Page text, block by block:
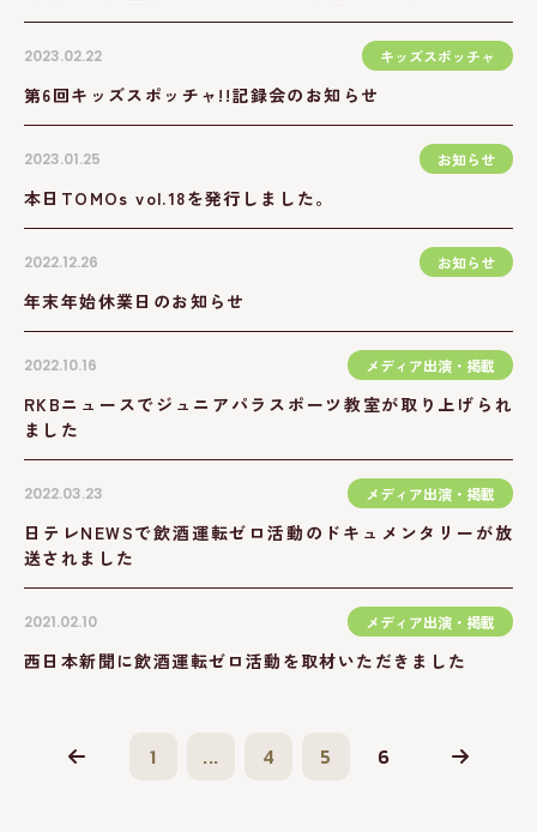
2023.02.22 キッズスポッチャ
第6回キッズスポッチャ!!記録会のお知らせ
2023.01.25 お知らせ
本日TOMOs vol.18を発行しました。
2022.12.26 お知らせ
年末年始休業日のお知らせ
2022.10.16 メディア出演・掲載
RKBニュースでジュニアパラスポーツ教室が取り上げられ
ました
2022.03.23 メディア出演・掲載
日テレNEWSで飲酒運転ゼロ活動のドキュメンタリーが放
送されました
2021.02.10 メディア出演・掲載
西日本新聞に飲酒運転ゼロ活動を取材いただきました
1 ... 4 5 6